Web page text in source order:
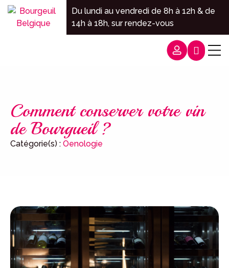
Du lundi au vendredi de 8h à 12h & de
14h à 18h, sur rendez-vous
Comment conserver votre vin
de Bourgueil ?
Catégorie(s) : Oenologie
Panneau de gestion des cookies